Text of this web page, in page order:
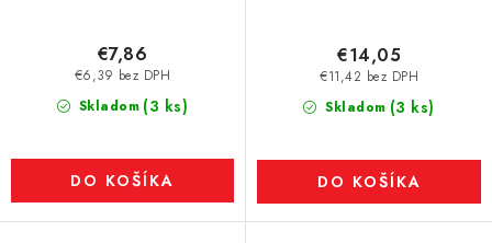
Skladom (3 ks)
€6,39 bez DPH
€7,86
DO KOŠÍKA
Skladom (3 ks)
€11,42 bez DPH
€14,05
DO KOŠÍKA